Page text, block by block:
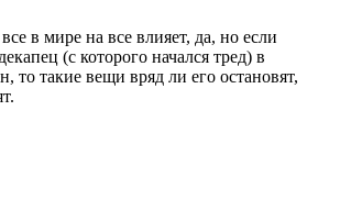
в мире на все влияет, да, но если
(с которого начался тред) в
то такие вещи вряд ли его остановят,